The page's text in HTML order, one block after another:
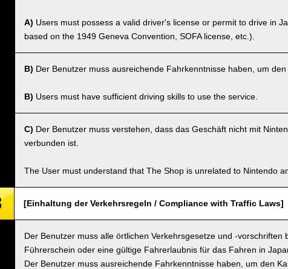
A) Users must possess a valid driver's license or permit to drive in
based on the 1949 Geneva Convention, SOFA license, etc.).
B) Der Benutzer muss ausreichende Fahrkenntnisse haben, um den
B) Users must have sufficient driving skills to use the service.
C) Der Benutzer muss verstehen, dass das Geschäft nicht mit
verbunden ist.
The User must understand that The Shop is unrelated to Nintendo
[Einhaltung der Verkehrsregeln / Compliance with Traffic Laws]
Der Benutzer muss alle örtlichen Verkehrsgesetze und -
Führerschein oder eine gültige Fahrerlaubnis für das Fahren in
Der Benutzer muss ausreichende Fahrkenntnisse haben, um den